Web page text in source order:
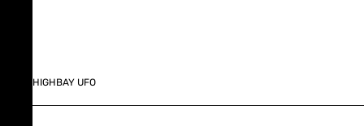
HIGHBAY UFO